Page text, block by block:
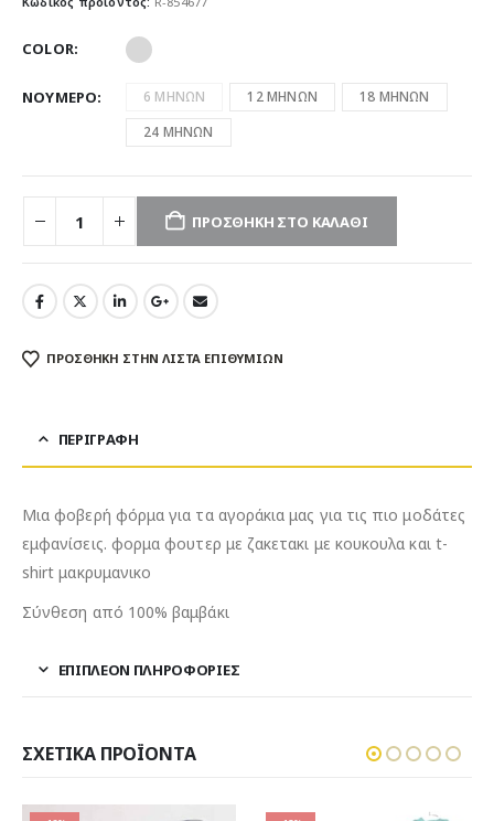
COLOR
ΝΟΥΜΕΡΟ 6 ΜΗΝΩΝ 12 ΜΗΝΩΝ
18 ΜΗΝΩΝ
24 ΜΗΝΩΝ
ΠΡΟΣΘΉΚΗ ΣΤΟ ΚΑΛΆΘΙ
ΠΡΌΣΘΉΚΗ ΣΤΗΝ ΛΊΣΤΑ ΕΠΙΘΥΜΙΏΝ
ΠΕΡΙΓΡΑΦΉ
Μια φοβερή φόρμα για τα αγοράκια μας για τις πιο μοδάτες
εμφανίσεις. φορμα φουτερ με ζακετακι με κουκουλα και t-
shirt μακρυμανικο
Σύνθεση από 100% βαμβάκι
ΕΠΙΠΛΈΟΝ ΠΛΗΡΟΦΟΡΊΕΣ
ΣΧΕΤΙΚΆ ΠΡΟΪΌΝΤΑ